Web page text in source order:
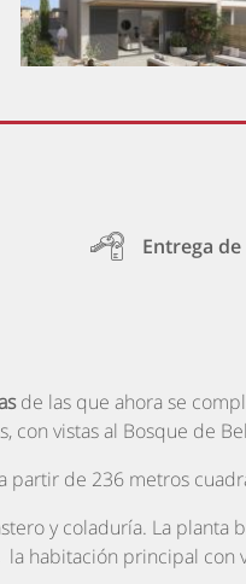
Entrega de
de las que ahora se
con vistas al Bosque de
partir de 236 metros
y coladuría. La
habitación principal